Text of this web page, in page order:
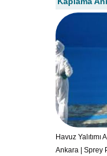
Havuz
Ankara | Sprey